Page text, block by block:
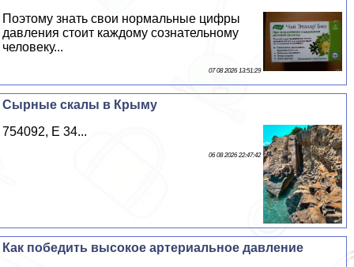
Поэтому знать свои нормальные цифры
давления стоит каждому сознательному
человеку...
07 08 2026 13:51:29
Сырные скалы в Крыму
754092, E 34...
06 08 2026 22:47:42
Как победить высокое артериальное давление